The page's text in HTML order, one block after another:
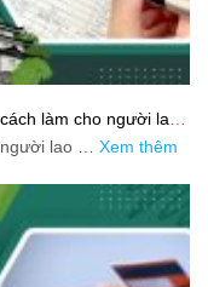
làm cho người lao
lao … Xem thêm